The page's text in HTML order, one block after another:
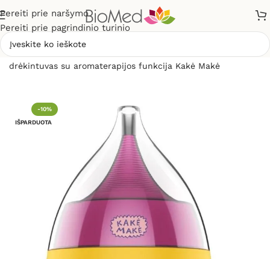
Pereiti prie naršymo
Pereiti prie pagrindinio turinio
drėkintuvas su aromaterapijos funkcija Kakė Makė
-10%
IŠPARDUOTA